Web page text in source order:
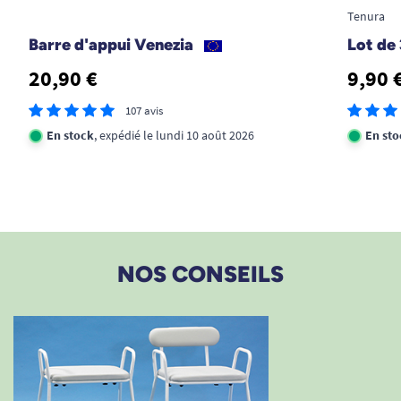
Barre d'appui Venezia
20,90 €
107 avis
En stock, expédié le lundi 10 août 2026
Tenura
Lot de
9,90
En
NOS CONSEILS